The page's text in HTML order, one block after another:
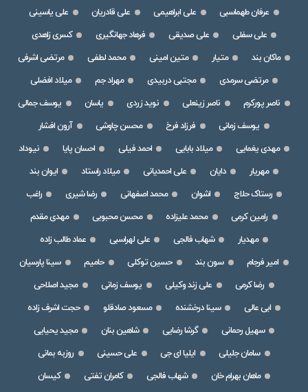
عرفان طهماسبی
علی ابراهیمی علی قادریان
علی یاسینی
علی سفلی
علی صدیقی فرهاد جهانگیری
کسری زاهدی
ماکان بند
متیار متین امینی محمد لطفی
مرتضی اشرفی
مرتضی سرمدی
مجتبی دربیدی مهراد جم
میلاد افضلی
ناصر پورکرم
ناصر زینعلی نوید زردی یاسان
یوسف جمالی
یوسف زمانی
فرزاد فرخ محسن چاوشی
آرون افشار
مهدی یغمایی
میلاد بابایی احمد فیلی احسان پایا
نیوداد
مهریار
دایان علی احمدیانی میلاد راستاد
ایوان بند
رستاک حلاج
اشوان محمد اصفهانی رضا شیری
راغب
رامین کرمی
محمد علیزاده محسن محبوبی
مهدی مقدم
مهدیار
شهاب فالجی علی لهراسبی
عماد طالب زاده
امیر فرجام
سون بند حسین توکلی حامیم
سینا پارسیان
رضا کرمی
علی زند وکیلی یوسف زمانی
مجید اصلاحی
ابی عالی
سینا درخشنده مسعود صادقلو
حجت اشرف زاده
سهیل رحمانی
گرشا رضایی شاهین بنان
مجید یحیایی
سامان جلیلی
ایلیا ای جی علی حسینی
روزبه بمانی
ماهان بهرام خان
شهاب فالجی کامران تفتی
کیسان